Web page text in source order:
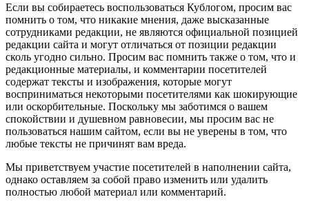
Если вы собираетесь воспользоваться Кублогом, просим вас
помнить о том, что никакие мнения, даже высказанные
сотрудниками редакции, не являются официальной позицией
редакции сайта и могут отличаться от позиции редакции
сколь угодно сильно. Просим вас помнить также о том, что и
редакционные материалы, и комментарии посетителей
содержат тексты и изображения, которые могут
восприниматься некоторыми посетителями как шокирующие
или оскорбительные. Поскольку мы заботимся о вашем
спокойствии и душевном равновесии, мы просим вас не
пользоваться нашим сайтом, если вы не уверены в том, что
любые тексты не причинят вам вреда.
Мы приветствуем участие посетителей в наполнении сайта,
однако оставляем за собой право изменить или удалить
полностью любой материал или комментарий.